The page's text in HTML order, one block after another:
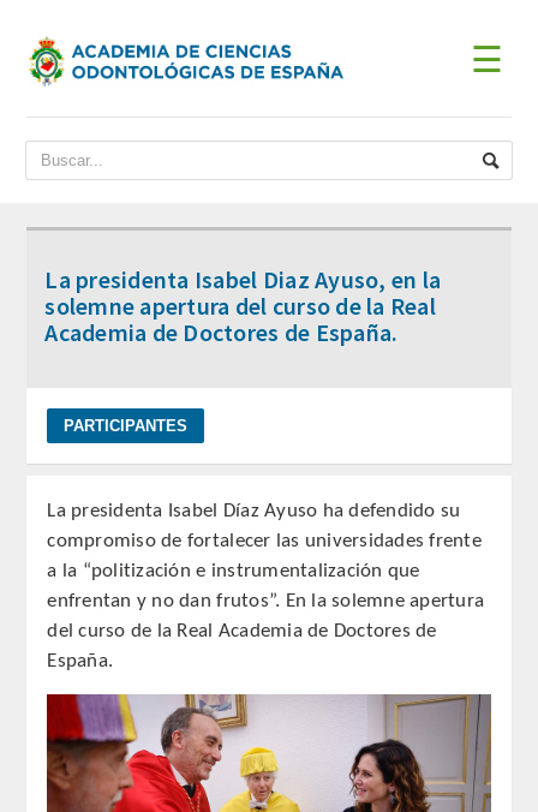
ACADEMIA
BIENVENIDA DEL PRESIDENTE
DATOS HISTÓRICOS
Presidentes
JUNTA DE GOBIERNO
ESTATUTOS
REGLAMENTO
ACADEMICOS
SECCIONES
CIENCIAS BASICAS MEDICAS
AFINES A LA ODONTOLOGIA
☰
La presidenta Isabel Diaz Ayuso, en la
solemne apertura del curso de la Real
Academia de Doctores de España.
La presidenta Isabel Díaz Ayuso ha defendido su
compromiso de fortalecer las universidades frente
a la “politización e instrumentalización que
enfrentan y no dan frutos”. En la solemne apertura
del curso de la Real Academia de Doctores de
España.